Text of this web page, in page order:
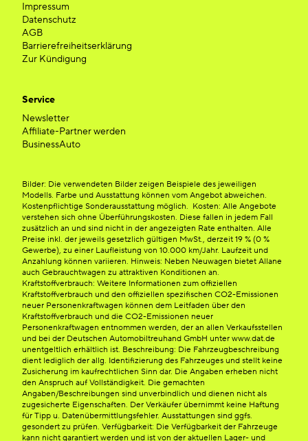
Impressum
Datenschutz
AGB
Barrierefreiheitserklärung
Zur Kündigung
Service
Newsletter
Affiliate-Partner werden
BusinessAuto
Bilder: Die verwendeten Bilder zeigen Beispiele des jeweiligen
Modells. Farbe und Ausstattung können vom Angebot abweichen.
Kostenpflichtige Sonderausstattung möglich. Kosten: Alle Angebote
verstehen sich ohne Überführungskosten. Diese fallen in jedem Fall
zusätzlich an und sind nicht in der angezeigten Rate enthalten. Alle
Preise inkl. der jeweils gesetzlich gültigen MwSt., derzeit 19 % (0 %
Gewerbe), zu einer Laufleistung von 10.000 km/Jahr. Laufzeit und
Anzahlung können variieren. Hinweis: Neben Neuwagen bietet Allane
auch Gebrauchtwagen zu attraktiven Konditionen an.
Kraftstoffverbrauch: Weitere Informationen zum offiziellen
Kraftstoffverbrauch und den offiziellen spezifischen CO2-Emissionen
neuer Personenkraftwagen können dem Leitfaden über den
Kraftstoffverbrauch und die CO2-Emissionen neuer
Personenkraftwagen entnommen werden, der an allen Verkaufsstellen
und bei der Deutschen Automobiltreuhand GmbH unter www.dat.de
unentgeltlich erhältlich ist. Beschreibung: Die Fahrzeugbeschreibung
dient lediglich der allg. Identifizierung des Fahrzeuges und stellt keine
Zusicherung im kaufrechtlichen Sinn dar. Die Angaben erheben nicht
den Anspruch auf Vollständigkeit. Die gemachten
Angaben/Beschreibungen sind unverbindlich und dienen nicht als
zugesicherte Eigenschaften. Der Verkäufer übernimmt keine Haftung
für Tipp u. Datenübermittlungsfehler. Ausstattungen sind ggfs.
gesondert zu prüfen. Verfügbarkeit: Die Verfügbarkeit der Fahrzeuge
kann nicht garantiert werden und ist von der aktuellen Lager- und